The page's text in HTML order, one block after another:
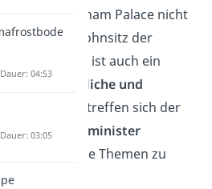
der Buckingham Palace nicht
als Wohnsitz der
sondern ist auch ein
Ort für
staatliche und
Anlässe. Hier treffen sich der
derPremierminister
um aktuelle Themen zu
04:53
03:05